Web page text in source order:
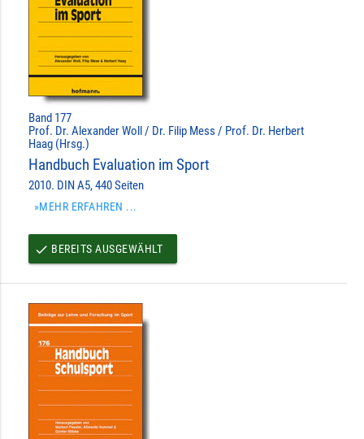
Band 177
Prof. Dr. Alexander Woll / Dr. Filip Mess / Prof. Dr. Herbert
Haag (Hrsg.)
Handbuch Evaluation im Sport
2010. DIN A5, 440 Seiten
»MEHR ERFAHREN ...
done BEREITS AUSGEWÄHLT